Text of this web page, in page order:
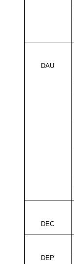
DAU
DEC
DEP